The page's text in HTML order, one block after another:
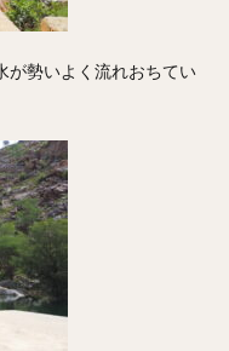
が勢いよく流れおちてい